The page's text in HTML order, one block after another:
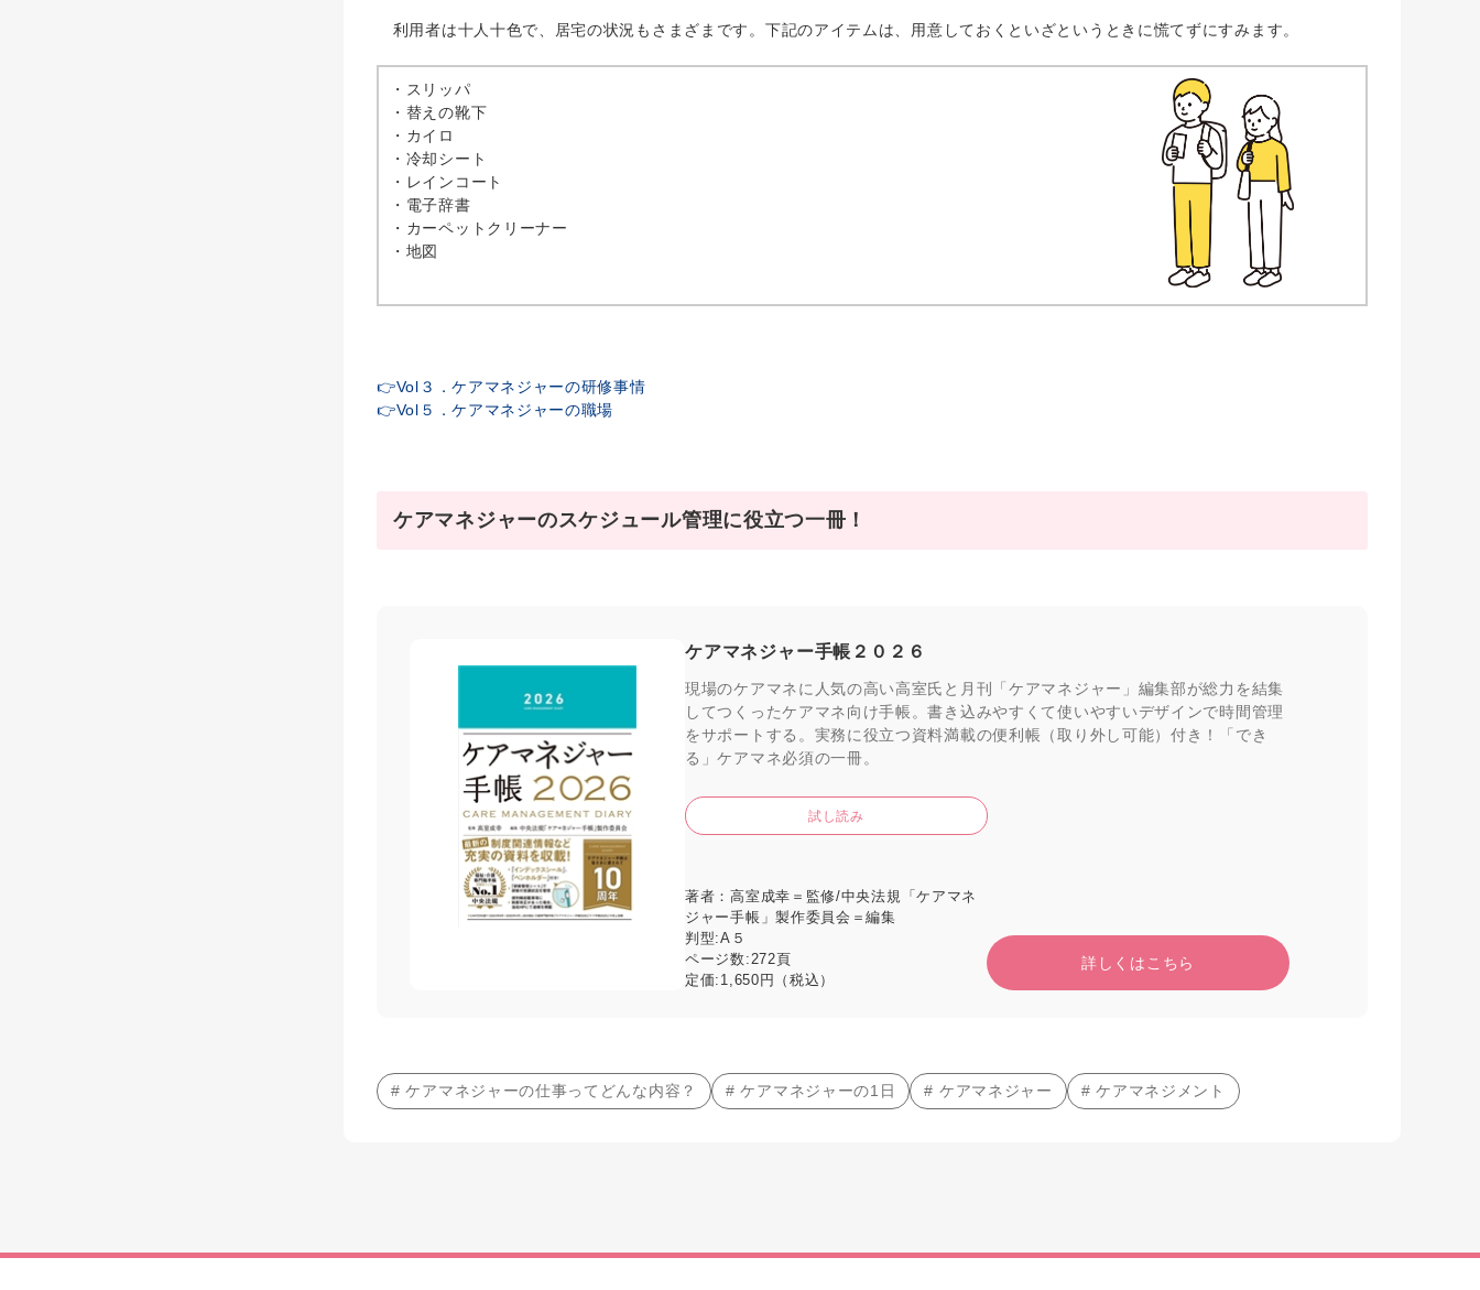
利用者は十人十色で、居宅の状況もさまざまです。下記のアイテムは、用意しておくといざというときに慌てずにすみます。
・スリッパ
・替えの靴下
・カイロ
・冷却シート
・レインコート
・電子辞書
・カーペットクリーナー
・地図
👉Vol３．ケアマネジャーの研修事情
👉Vol５．ケアマネジャーの職場
ケアマネジャーのスケジュール管理に役立つ一冊！
ケアマネジャー手帳２０２６
現場のケアマネに人気の高い高室氏と月刊「ケアマネジャー」編集部が総力を結集
してつくったケアマネ向け手帳。書き込みやすくて使いやすいデザインで時間管理
をサポートする。実務に役立つ資料満載の便利帳（取り外し可能）付き！「でき
る」ケアマネ必須の一冊。
試し読み
著者：高室成幸＝監修/中央法規「ケアマネ
ジャー手帳」製作委員会＝編集
判型:A５
ページ数: 272頁
定価: 1,650円（税込）
詳しくはこちら
# ケアマネジャーの仕事ってどんな内容？ # ケアマネジャーの1日 # ケアマネジャー # ケアマネジメント